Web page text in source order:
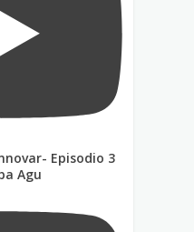
Episodio 3
Agu